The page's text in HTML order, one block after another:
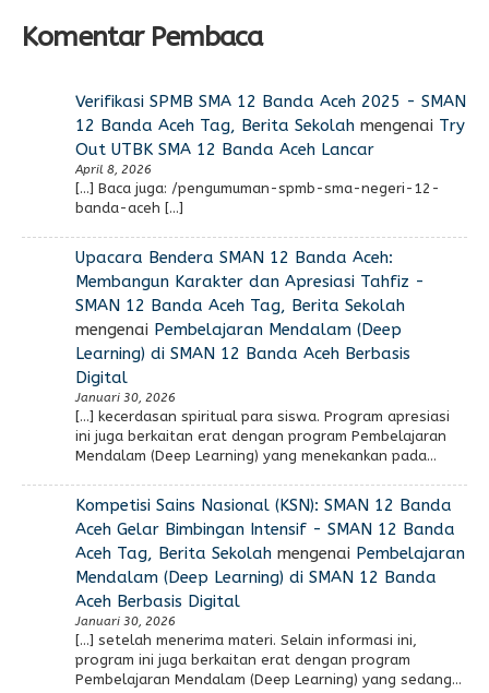
Komentar Pembaca
Verifikasi SPMB SMA 12 Banda Aceh 2025 - SMAN
12 Banda Aceh Tag, Berita Sekolahmengenai Try
Out UTBK SMA 12 Banda Aceh Lancar
April 8, 2026
[…] Baca juga: /pengumuman-spmb-sma-negeri-12-
banda-aceh […]
Upacara Bendera SMAN 12 Banda Aceh:
Membangun Karakter dan Apresiasi Tahfiz -
SMAN 12 Banda Aceh Tag, Berita Sekolah
mengenai Pembelajaran Mendalam (Deep
Learning) di SMAN 12 Banda Aceh Berbasis
Digital
Januari 30, 2026
[…] kecerdasan spiritual para siswa. Program apresiasi
ini juga berkaitan erat dengan program Pembelajaran
Mendalam (Deep Learning) yang menekankan pada…
Kompetisi Sains Nasional (KSN): SMAN 12 Banda
Aceh Gelar Bimbingan Intensif - SMAN 12 Banda
Aceh Tag, Berita Sekolahmengenai Pembelajaran
Mendalam (Deep Learning) di SMAN 12 Banda
Aceh Berbasis Digital
Januari 30, 2026
[…] setelah menerima materi. Selain informasi ini,
program ini juga berkaitan erat dengan program
Pembelajaran Mendalam (Deep Learning) yang sedang…